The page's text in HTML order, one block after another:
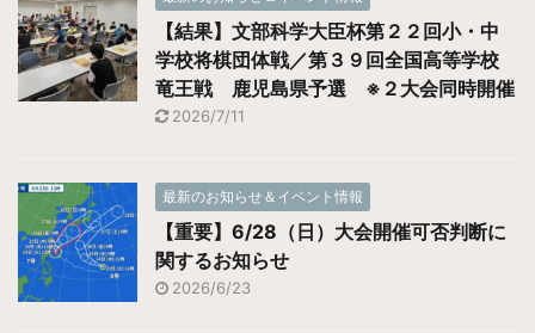
【結果】文部科学大臣杯第２２回小・中
学校将棋団体戦／第３９回全国高等学校
竜王戦 鹿児島県予選 ※２大会同時開催
2026/7/11
最新のお知らせ＆イベント情報
【重要】6/28（日）大会開催可否判断に
関するお知らせ
2026/6/23